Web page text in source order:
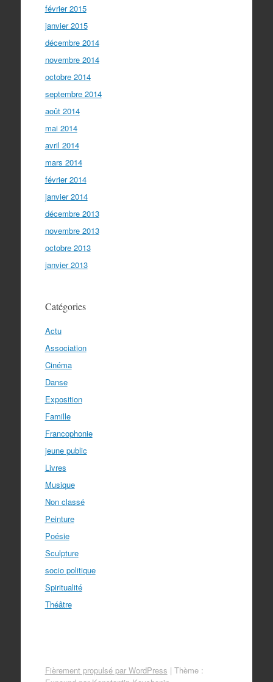
février 2015
janvier 2015
décembre 2014
novembre 2014
octobre 2014
septembre 2014
août 2014
mai 2014
avril 2014
mars 2014
février 2014
janvier 2014
décembre 2013
novembre 2013
octobre 2013
janvier 2013
Catégories
Actu
Association
Cinéma
Danse
Exposition
Famille
Francophonie
jeune public
Livres
Musique
Non classé
Peinture
Poésie
Sculpture
socio politique
Spiritualité
Théâtre
Fièrement propulsé par WordPress | Thème :